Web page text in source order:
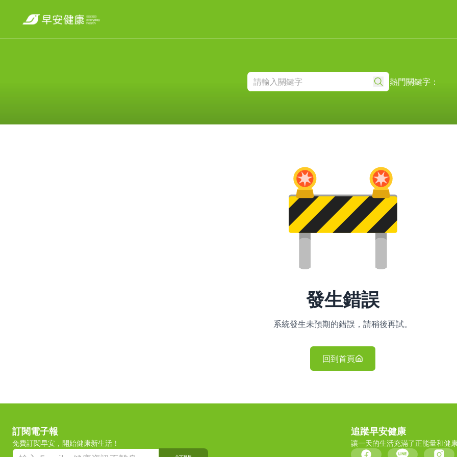
熱門關鍵字：
發生錯誤
系統發生未預期的錯誤，請稍後再試。
回到首頁
訂閱電子報
免費訂閱早安，開始健康新生活！
追蹤早安健康
讓一天的生活充滿了正能量和健